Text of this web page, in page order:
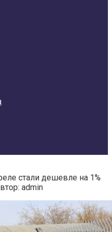
стали дешевле на 1%
admin